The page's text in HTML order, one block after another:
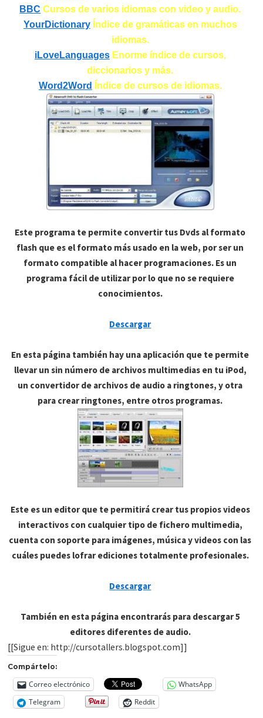
BBC Cursos de varios idiomas con video y audio.
YourDictionary Índice de gramáticas en muchos
idiomas.
iLoveLanguages Enorme índice de cursos,
diccionarios y más.
Word2Word
Índice de cursos de idiomas.
Este programa te permite convertir tus Dvds al formato
flash que es el formato más usado en la web, por ser un
formato compatible al hacer programaciones. Es un
programa fácil de utilizar por lo que no se requiere
conocimientos.
Descargar
En esta página también hay una aplicación que te permite
llevar un sin número de archivos multimedias en tu iPod,
un convertidor de archivos de audio a ringtones, y otra
para crear ringtones, entre otros programas.
Este es un editor que te permitirá crear tus propios videos
interactivos con cualquier tipo de fichero multimedia,
cuenta con soporte para imágenes, música y videos con las
cuáles puedes lofrar ediciones totalmente profesionales.
Descargar
También en esta página encontrarás para descargar 5
editores diferentes de audio.
[[Sigue en: http://cursotallers.blogspot.com]]
Compártelo:
Correo electrónico
WhatsApp
Telegram
Reddit